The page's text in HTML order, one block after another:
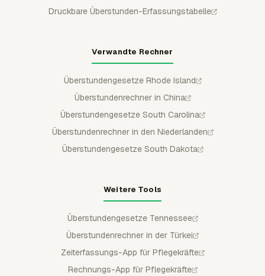
Druckbare Überstunden-Erfassungstabelle
Verwandte Rechner
Überstundengesetze Rhode Island
Überstundenrechner in China
Überstundengesetze South Carolina
Überstundenrechner in den Niederlanden
Überstundengesetze South Dakota
Weitere Tools
Überstundengesetze Tennessee
Überstundenrechner in der Türkei
Zeiterfassungs-App für Pflegekräfte
Rechnungs-App für Pflegekräfte